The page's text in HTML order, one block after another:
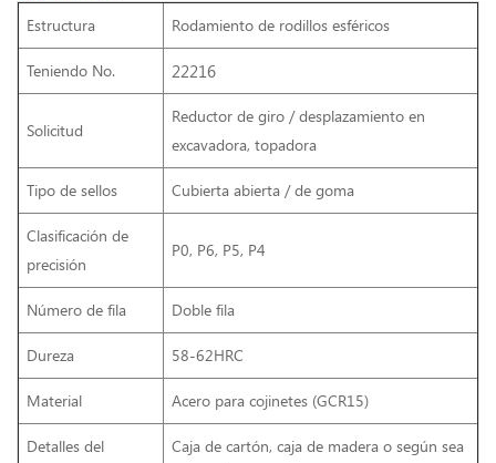
Estructura Rodamiento de rodillos esféricos
Teniendo No. 22216
Solicitud
Reductor de giro / desplazamiento en
excavadora, topadora
Tipo de sellos Cubierta abierta / de goma
Clasificación de
precisión
P0, P6, P5, P4
Número de fila Doble fila
Dureza 58-62HRC
Material Acero para cojinetes (GCR15)
Detalles del
Caja de cartón, caja de madera o según sea